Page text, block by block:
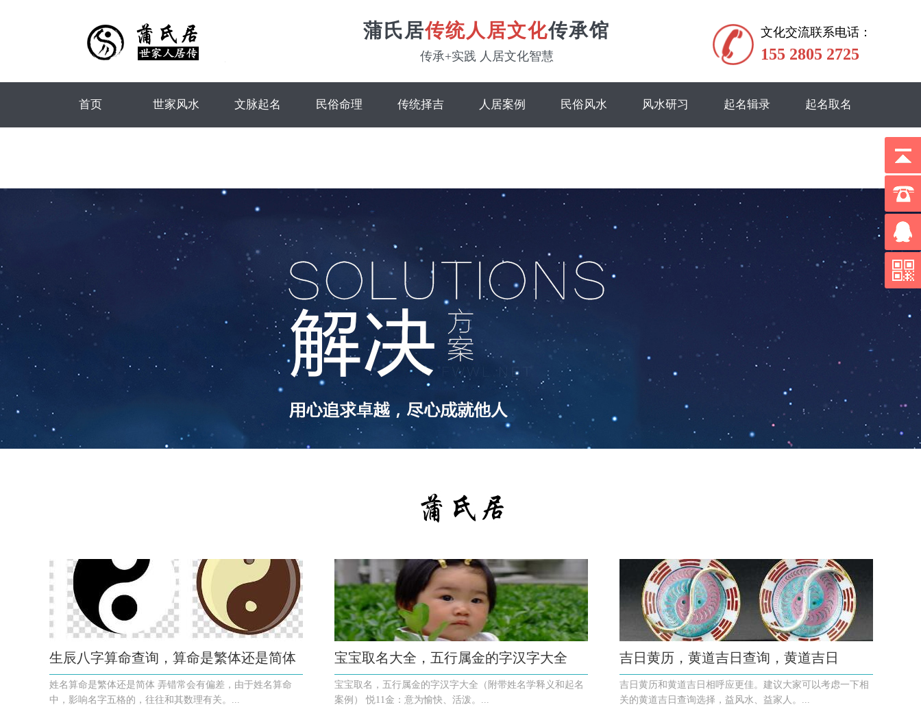
蒲氏居传统人居文化传承馆
传承+实践 人居文化智慧
文化交流联系电话：
155 2805 2725
首页 世家风水 文脉起名 民俗命理 传统择吉 人居案例 民俗风水 风水研习 起名辑录 起名取名
生辰八字算命查询，算命是繁体还是简体
姓名算命是繁体还是简体 弄错常会有偏差，由于姓名算命
中，影响名字五格的，往往和其数理有关。...
宝宝取名大全，五行属金的字汉字大全
宝宝取名，五行属金的字汉字大全（附带姓名学释义和起名
案例） 悦11金：意为愉快、活泼。...
吉日黄历，黄道吉日查询，黄道吉日
吉日黄历和黄道吉日相呼应更佳。建议大家可以考虑一下相
关的黄道吉日查询选择，益风水、益家人。...